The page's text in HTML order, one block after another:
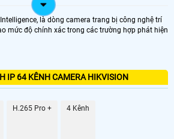
sử dụng cho những dự án lớn. Nhà mày, tòa
cao cấp, nhà xưởng. giải pháp sử dụng đầu ghi
nay cũng it sử dụng hơn. Thay vào dó thường
là dòng camera trang bị công nghệ trí
mức độ chính xác trong các trường hợp phát hiện
IP 64 KÊNH CAMERA HIKVISION
H.265 Pro + 4 Kênh